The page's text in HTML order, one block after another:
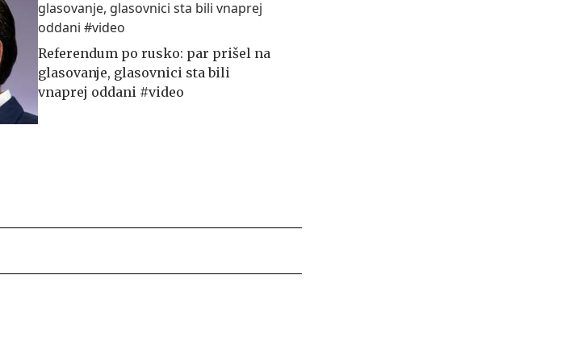
Referendum po rusko: par prišel na
glasovanje, glasovnici sta bili
vnaprej oddani #video